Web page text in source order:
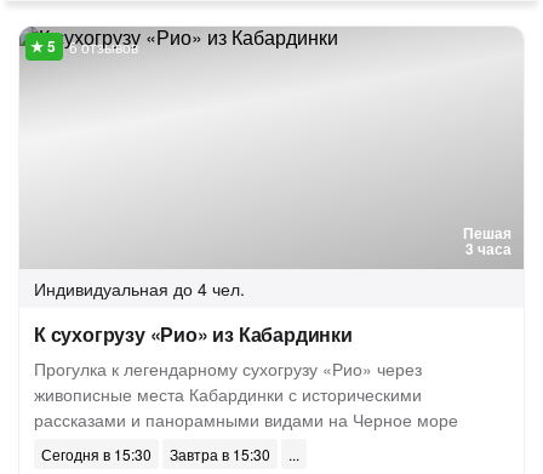
Пешая
3 часа
6 отзывов
Индивидуальная до 4 чел.
К сухогрузу «Рио» из Кабардинки
Прогулка к легендарному сухогрузу «Рио» через
живописные места Кабардинки с историческими
рассказами и панорамными видами на Черное море
Сегодня в 15:30
Завтра в 15:30